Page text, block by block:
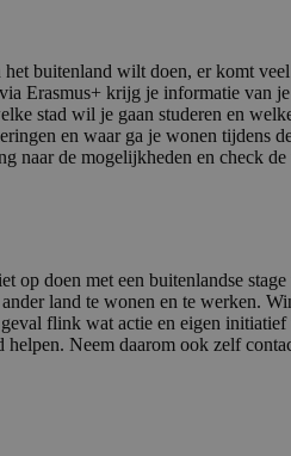
buitenland wilt doen, er komt
Erasmus+ krijg je informatie van
stad wil je gaan studeren en
en waar ga je wonen tijdens
naar de mogelijkheden en check
op doen met een buitenlandse
land te wonen en te werken.
flink wat actie en eigen
Neem daarom ook zelf